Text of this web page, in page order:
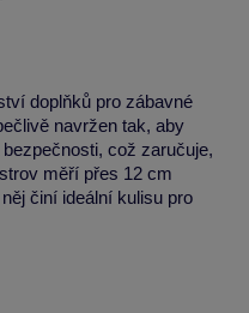
doplňků pro zábavné
navržen tak, aby
což zaručuje,
měří přes 12 cm
činí ideální kulisu pro